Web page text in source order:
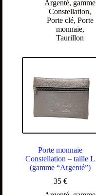
Argenté, gamme
Constellation,
Porte clé, Porte
monnaie,
Taurillon
Porte monnaie
Constellation – taille L
(gamme “Argenté”)
35 €